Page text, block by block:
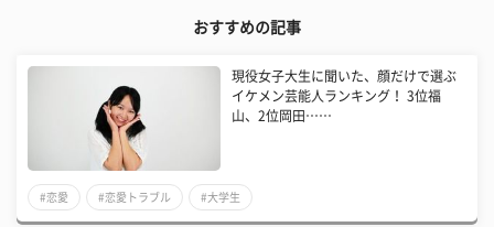
おすすめの記事
現役女子大生に聞いた、顔だけで選ぶ
イケメン芸能人ランキング！ 3位福
山、2位岡田……
#恋愛 #恋愛トラブル #大学生